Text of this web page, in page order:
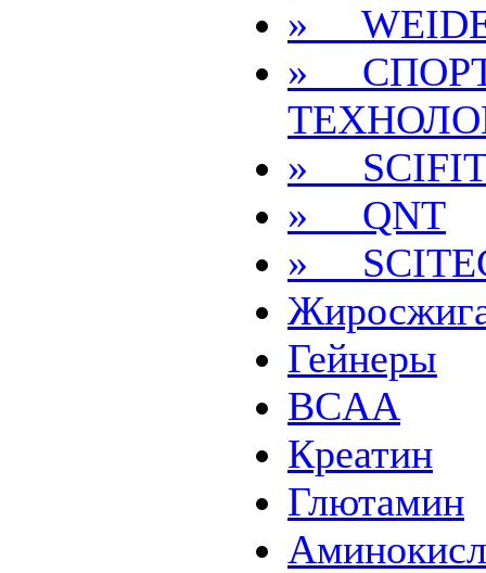
»
»
»
» QNT
»
Гейнеры
BCAA
Креатин
Глютамин